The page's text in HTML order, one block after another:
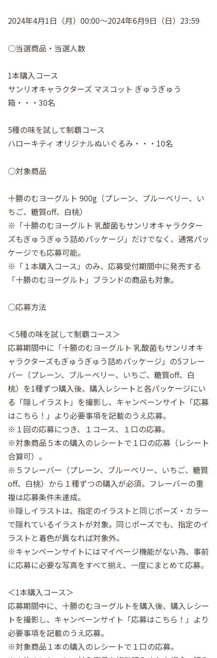
2024年4月1日（月）00:00～2024年6月9日（日）23:59
○当選商品・当選人数⠀
1本購入コース
サンリオキャラクターズ マスコット ぎゅうぎゅう
箱・・・30名
5種の味を試して制覇コース
ハローキティ オリジナルぬいぐるみ・・・10名
○対象商品⠀
十勝のむヨーグルト 900g（プレーン、ブルーベリー、い
ちご、糖質off、白桃）
※「十勝のむヨーグルト 乳酸菌もサンリオキャラクター
ズもぎゅうぎゅう詰めパッケージ」だけでなく、通常パッ
ケージでも応募可能。
※「１本購入コース」のみ、応募受付期間中に発売する
「十勝のむヨーグルト」ブランドの商品も対象。
○応募方法⠀
＜5種の味を試して制覇コース＞
応募期間中に「十勝のむヨーグルト 乳酸菌もサンリオキ
ャラクターズもぎゅうぎゅう詰めパッケージ」の5フレー
バー（プレーン、ブルーベリー、いちご、糖質off、白
桃）を1種ずつ購入後、購入レシートと各パッケージにい
る「隠しイラスト」を撮影し、キャンペーンサイト「応募
はこちら！」より必要事項を記載のうえ応募。
※１回の応募につき、１コース、１口の応募。
※対象商品５本の購入のレシートで１口の応募（レシート
合算可）。
※５フレーバー（プレーン、ブルーベリー、いちご、糖質
off、白桃）から１種ずつの購入が必須。フレーバーの重
複は応募条件未達成。
※隠しイラストは、指定のイラストと同じポーズ・カラー
で隠れているイラストが対象。同じポーズでも、指定のイ
ラストと着色が異なれば対象外。
※キャンペーンサイトにはマイページ機能がない為、事前
に応募に必要な写真をすべて揃え、一度にまとめて応募。
＜1本購入コース＞
応募期間中に、十勝のむヨーグルトを購入後、購入レシー
トを撮影し、キャンペーンサイト「応募はこちら！」より
必要事項を記載のうえ応募。
※対象商品１本の購入のレシートで１口の応募。